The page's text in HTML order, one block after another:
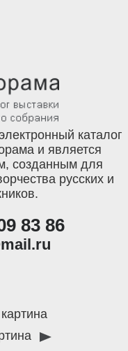
каталог
и является
созданным для
русских и
83 86